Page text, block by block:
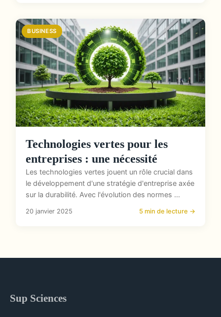
BUSINESS
Technologies vertes pour les
entreprises : une nécessité
Les technologies vertes jouent un rôle crucial dans
le développement d'une stratégie d'entreprise axée
sur la durabilité. Avec l'évolution des normes ...
20 janvier 2025 5 min de lecture →
Sup Sciences